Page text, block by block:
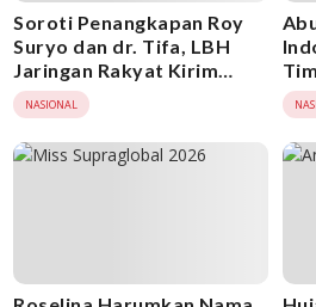
Soroti Penangkapan Roy
Suryo dan dr. Tifa, LBH
Jaringan Rakyat Kirim
Surat Terbuka ke Menko
Kumham Imipas dan
Kapolri, Ini Isinya!
NASIONAL